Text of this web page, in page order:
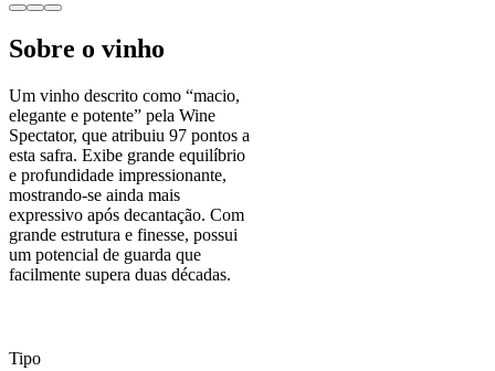
Sobre o vinho
Um vinho descrito como “macio,
elegante e potente” pela Wine
Spectator, que atribuiu 97 pontos a
esta safra. Exibe grande equilíbrio
e profundidade impressionante,
mostrando-se ainda mais
expressivo após decantação. Com
grande estrutura e finesse, possui
um potencial de guarda que
facilmente supera duas décadas.
Tipo